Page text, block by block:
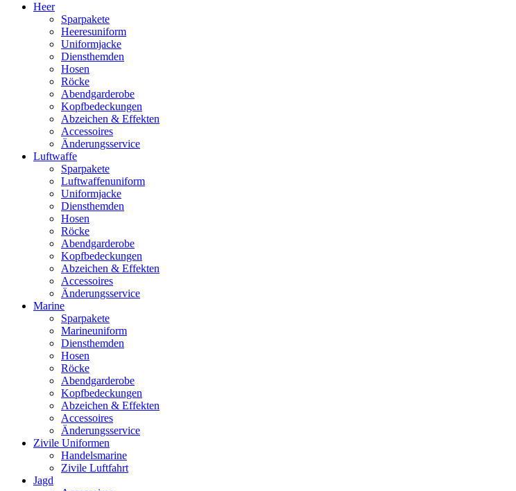
Heer
Sparpakete
Heeresuniform
Uniformjacke
Diensthemden
Hosen
Röcke
Abendgarderobe
Kopfbedeckungen
Abzeichen & Effekten
Accessoires
Änderungsservice
Luftwaffe
Sparpakete
Luftwaffenuniform
Uniformjacke
Diensthemden
Hosen
Röcke
Abendgarderobe
Kopfbedeckungen
Abzeichen & Effekten
Accessoires
Änderungsservice
Marine
Sparpakete
Marineuniform
Diensthemden
Hosen
Röcke
Abendgarderobe
Kopfbedeckungen
Abzeichen & Effekten
Accessoires
Änderungsservice
Zivile Uniformen
Handelsmarine
Zivile Luftfahrt
Jagd